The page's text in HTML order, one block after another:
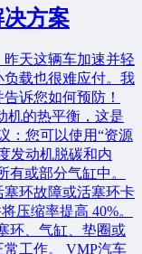
方案
天这辆车加速并轻
载也很难应付。我
诉您如何预防！
机的热平衡，这是
：您可以使用“资源
发动机脱碳和内
有或部分气缸中。
环故障或活塞环卡
压缩率提高 40%。
环、气缸、垫圈或
工作。 VMP汽车